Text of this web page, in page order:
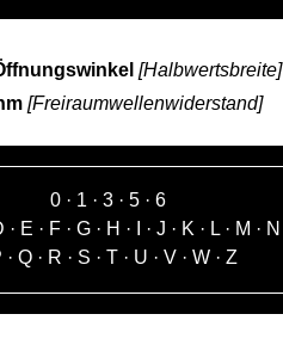
[Halbwertsbreite]
[Freiraumwellenwiderstand]
0· 1 · 3· 5· 6
· E · F ·G · H · ·J · K · L · M · N
· Q· R · S · T· U · V· W· Z